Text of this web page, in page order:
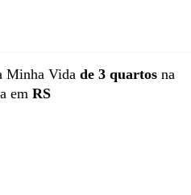
Minha Vida de 3 quartosna
em RS